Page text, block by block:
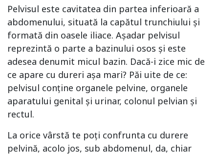
Pelvisul este cavitatea din partea inferioară a
abdomenului, situată la capătul trunchiului și
formată din oasele iliace. Așadar pelvisul
reprezintă o parte a bazinului osos și este
adesea denumit micul bazin. Dacă-i zice mic de
ce apare cu dureri așa mari? Păi uite de ce:
pelvisul conține organele pelvine, organele
aparatului genital și urinar, colonul pelvian și
rectul.
La orice vârstă te poți confrunta cu durere
pelvină, acolo jos, sub abdomenul, da, chiar